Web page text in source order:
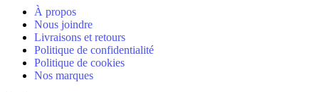
À propos
Nous joindre
Livraisons et retours
Politique de confidentialité
Politique de cookies
Nos marques